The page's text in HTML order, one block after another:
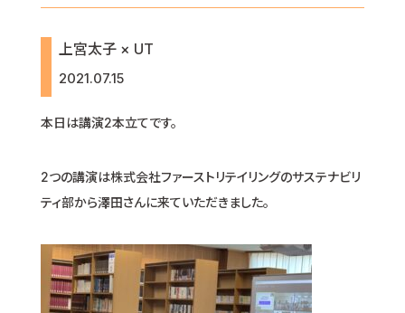
上宮太子 × UT
2021.07.15
本日は講演2本立てです。
2つの講演は株式会社ファーストリテイリングのサステナビリ
ティ部から澤田さんに来ていただきました。